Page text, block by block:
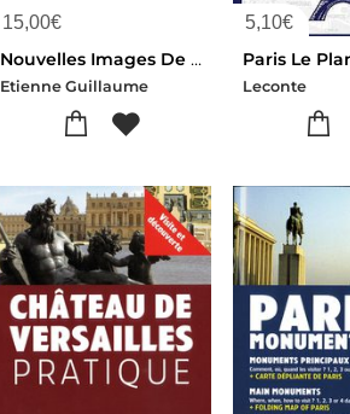
15,00€
Nouvelles Images De Bourges : Chronique D'urbanisme & D'architecture
Etienne Guillaume
5,10€
Paris Le
Leconte